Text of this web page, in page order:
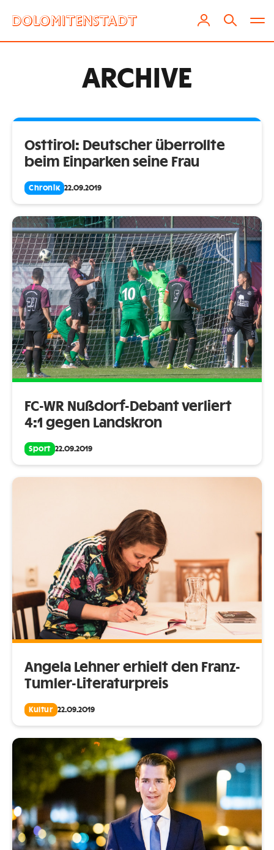
ARCHIVE
Osttirol: Deutscher überrollte
beim Einparken seine Frau
Chronik 22.09.2019
FC-WR Nußdorf-Debant verliert
4:1 gegen Landskron
Sport 22.09.2019
Angela Lehner erhielt den Franz-
Tumler-Literaturpreis
Kultur 22.09.2019